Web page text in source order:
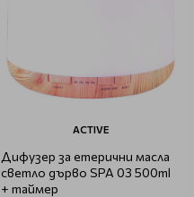
ACTIVE
Дифузер за етерични масла
светло дърво SPA 03 500ml
+ таймер